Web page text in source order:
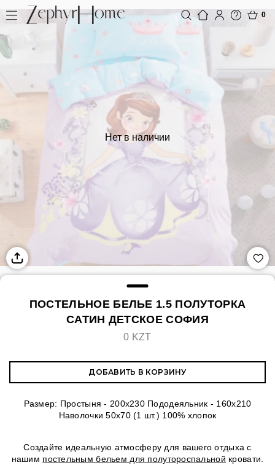
0
Нет в наличии
ПОСТЕЛЬНОЕ БЕЛЬЕ 1.5 ПОЛУТОРКА
САТИН ДЕТСКОЕ СОФИЯ
0 KZT
ДОБАВИТЬ В КОРЗИНУ
Размер: Простыня - 200x230 Пододеяльник - 160х210
Наволочки 50х70 (1 шт.) 100% хлопок
Создайте идеальную атмосферу для вашего отдыха с
нашим постельным бельем для полутороспальной кровати.